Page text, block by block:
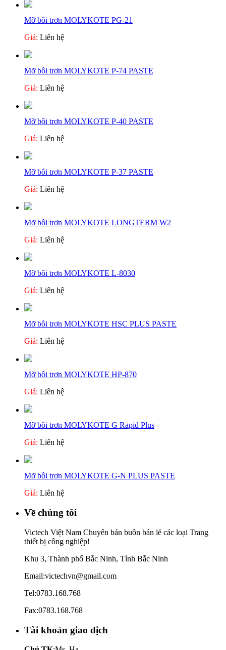
Mỡ bôi trơn MOLYKOTE PG-21
Giá: Liên hệ
Mỡ bôi trơn MOLYKOTE P-74 PASTE
Giá: Liên hệ
Mỡ bôi trơn MOLYKOTE P-40 PASTE
Giá: Liên hệ
Mỡ bôi trơn MOLYKOTE P-37 PASTE
Giá: Liên hệ
Mỡ bôi trơn MOLYKOTE LONGTERM W2
Giá: Liên hệ
Mỡ bôi trơn MOLYKOTE L-8030
Giá: Liên hệ
Mỡ bôi trơn MOLYKOTE HSC PLUS PASTE
Giá: Liên hệ
Mỡ bôi trơn MOLYKOTE HP-870
Giá: Liên hệ
Mỡ bôi trơn MOLYKOTE G Rapid Plus
Giá: Liên hệ
Mỡ bôi trơn MOLYKOTE G-N PLUS PASTE
Giá: Liên hệ
Về chúng tôi
Victech Việt Nam Chuyên bán buôn bán lẻ các loại Trang
thiết bị công nghiệp!
Khu 3, Thành phố Bắc Ninh, Tỉnh Bắc Ninh
Email:victechvn@gmail.com
Tel:0783.168.768
Fax:0783.168.768
Tài khoản giao dịch